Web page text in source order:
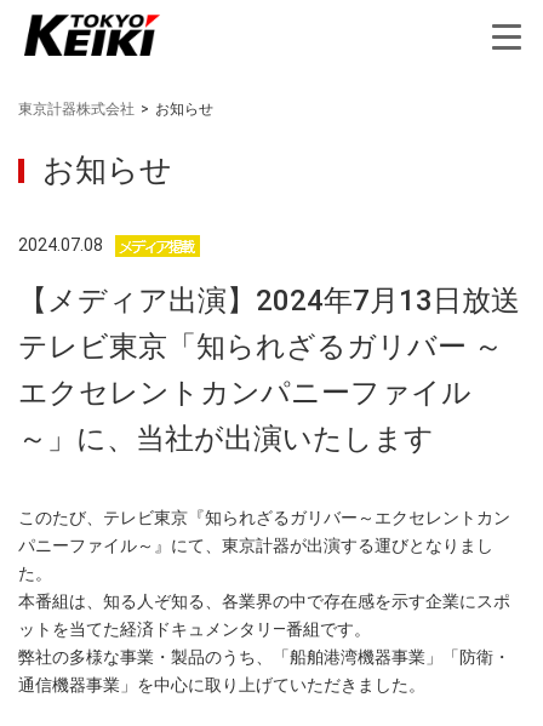
東京計器株式会社 > お知らせ
お知らせ
2024.07.08
【メディア出演】2024年7月13日放送
テレビ東京「知られざるガリバー ～
エクセレントカンパニーファイル
～」に、当社が出演いたします
このたび、テレビ東京『知られざるガリバー～エクセレントカン
パニーファイル～』にて、東京計器が出演する運びとなりまし
た。
本番組は、知る人ぞ知る、各業界の中で存在感を示す企業にスポ
ットを当てた経済ドキュメンタリ―番組です。
弊社の多様な事業・製品のうち、「船舶港湾機器事業」「防衛・
通信機器事業」を中心に取り上げていただきました。